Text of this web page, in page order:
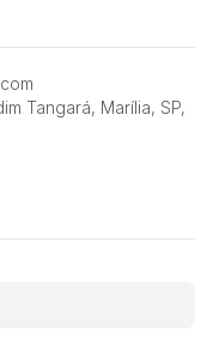
Tangará, Marília, SP,